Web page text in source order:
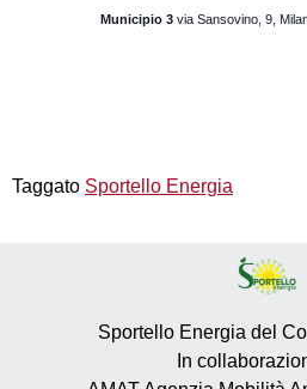
Municipio 3 via Sansovino, 9,
Taggato Sportello Energia
Sportello Energia del
In